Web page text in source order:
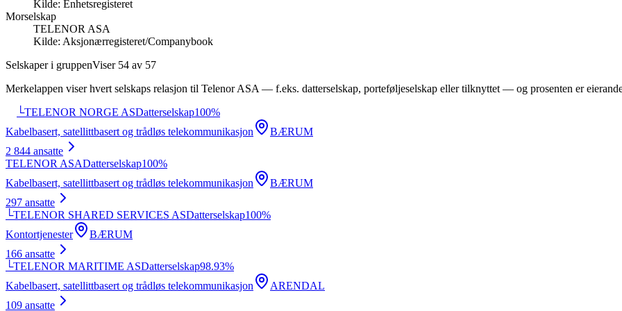
Kilde: Enhetsregisteret
Morselskap
TELENOR ASA
Kilde: Aksjonærregisteret/Companybook
Selskaper i gruppenViser 54 av 57
Merkelappen viser hvert selskaps relasjon til Telenor ASA— f.eks. datterselskap, porteføljeselskap eller tilknyttet — og prosenten er
└TELENOR NORGE ASDatterselskap100%
Kabelbasert, satellittbasert og trådløs telekommunikasjon
BÆRUM
2 844 ansatte
TELENOR ASADatterselskap100%
Kabelbasert, satellittbasert og trådløs telekommunikasjon
BÆRUM
297 ansatte
└TELENOR SHARED SERVICES ASDatterselskap100%
Kontortjenester
BÆRUM
166 ansatte
└TELENOR MARITIME ASDatterselskap98.93%
Kabelbasert, satellittbasert og trådløs telekommunikasjon
ARENDAL
109 ansatte